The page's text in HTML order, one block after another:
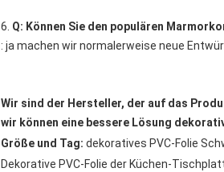
6. Q: Können Sie den populären
: ja machen wir normalerweise neue
Wir sind der Hersteller, der auf das
wir können eine bessere Lösung
Größe und Tag: dekoratives PVC-Folie
Dekorative PVC-Folie der Küchen-